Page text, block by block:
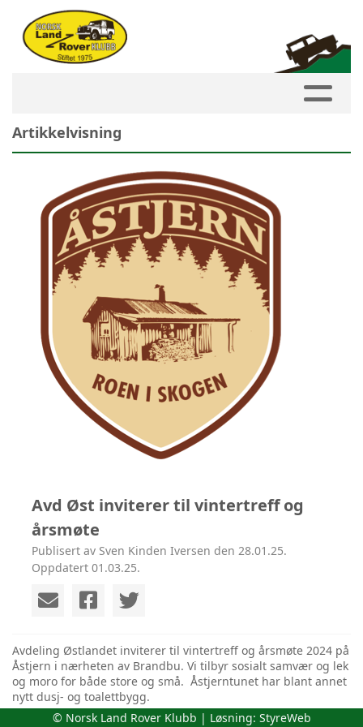
Artikkelvisning
Avd Øst inviterer til vintertreff og
årsmøte
Publisert av Sven Kinden Iversen den 28.01.25.
Oppdatert 01.03.25.
Avdeling Østlandet inviterer til vintertreff og årsmøte 2024 på
Åstjern i nærheten av Brandbu. Vi tilbyr sosialt samvær og lek
og moro for både store og små. Åstjerntunet har blant annet
nytt dusj- og toalettbygg.
Det er fine skiløyper i området og akebakke.
© Norsk Land Rover Klubb | Løsning: StyreWeb